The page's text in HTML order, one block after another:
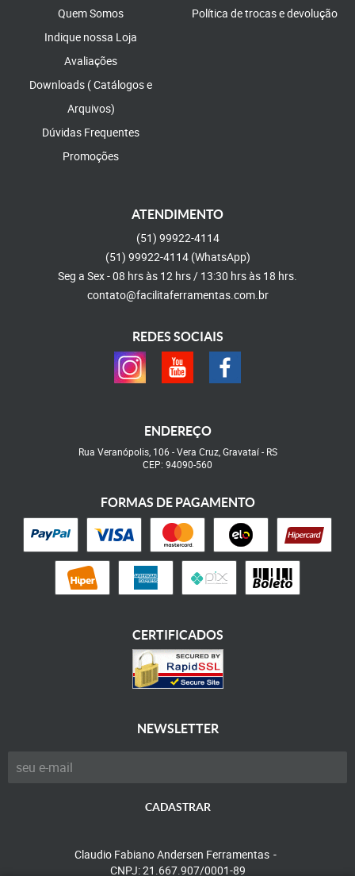
Quem Somos
Indique nossa Loja
Avaliações
Downloads ( Catálogos e
Arquivos)
Dúvidas Frequentes
Promoções
Política de trocas e devolução
ATENDIMENTO
(51) 99922-4114
(51) 99922-4114 (WhatsApp)
Seg a Sex - 08 hrs às 12 hrs / 13:30 hrs às 18 hrs.
contato@facilitaferramentas.com.br
REDES SOCIAIS
ENDEREÇO
Rua Veranópolis, 106 -Vera Cruz, Gravataí- RS
CEP: 94090-560
FORMAS DE PAGAMENTO
CERTIFICADOS
NEWSLETTER
CADASTRAR
Claudio Fabiano Andersen Ferramentas
CNPJ: 21.667.907/0001-89